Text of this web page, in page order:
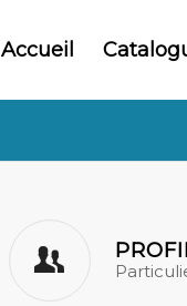
Accueil